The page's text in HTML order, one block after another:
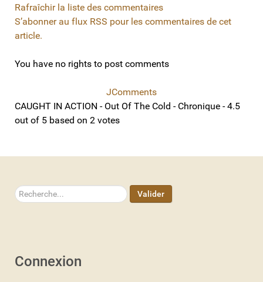
Rafraîchir la liste des commentaires
S’abonner au flux RSS pour les commentaires de cet
article.
You have no rights to post comments
JComments
CAUGHT IN ACTION - Out Of The Cold - Chronique -4.5
out of 5 based on 2 votes
Rechercher Valider
Connexion